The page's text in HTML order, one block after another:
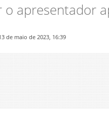
apresentador
de maio de 2023, 16:39